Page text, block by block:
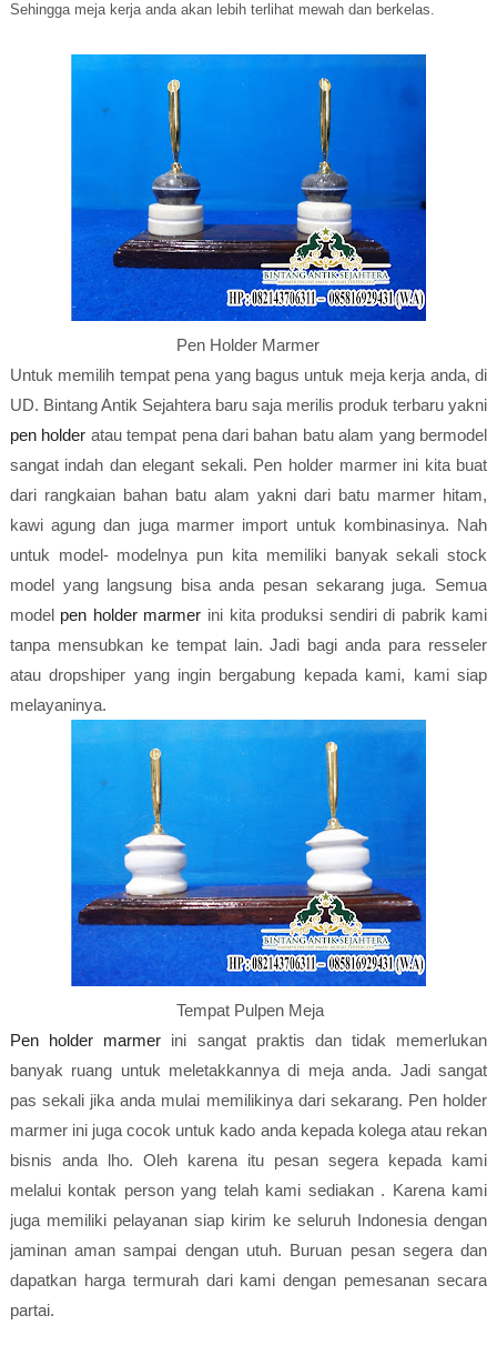
Sehingga meja kerja anda akan lebih terlihat mewah dan berkelas.
Pen Holder Marmer
Untuk memilih tempat pena yang bagus untuk meja kerja anda, di
UD. Bintang Antik Sejahtera baru saja merilis produk terbaru yakni
pen holder atau tempat pena dari bahan batu alam yang bermodel
sangat indah dan elegant sekali. Pen holder marmer ini kita buat
dari rangkaian bahan batu alam yakni dari batu marmer hitam,
kawi agung dan juga marmer import untuk kombinasinya. Nah
untuk model- modelnya pun kita memiliki banyak sekali stock
model yang langsung bisa anda pesan sekarang juga. Semua
model pen holder marmer ini kita produksi sendiri di pabrik kami
tanpa mensubkan ke tempat lain. Jadi bagi anda para resseler
atau dropshiper yang ingin bergabung kepada kami, kami siap
melayaninya.
Tempat Pulpen Meja
Pen holder marmer ini sangat praktis dan tidak memerlukan
banyak ruang untuk meletakkannya di meja anda. Jadi sangat
pas sekali jika anda mulai memilikinya dari sekarang. Pen holder
marmer ini juga cocok untuk kado anda kepada kolega atau rekan
bisnis anda lho. Oleh karena itu pesan segera kepada kami
melalui kontak person yang telah kami sediakan . Karena kami
juga memiliki pelayanan siap kirim ke seluruh Indonesia dengan
jaminan aman sampai dengan utuh. Buruan pesan segera dan
dapatkan harga termurah dari kami dengan pemesanan secara
partai.